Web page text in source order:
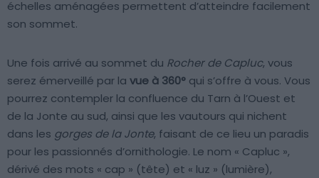
échelles aménagées permettent d’atteindre facilement
son sommet.
Une fois arrivé au sommet du Rocher de Capluc, vous
serez émerveillé par la vue à 360° qui s’offre à vous. Vous
pourrez contempler la confluence du Tarn à l’Ouest et
de la Jonte au sud, ainsi que les vautours qui nichent
dans les gorges de la Jonte, faisant de ce lieu un paradis
pour les passionnés d’ornithologie. Le nom « Capluc »,
dérivé des mots « cap » (tête) et « luz » (lumière),